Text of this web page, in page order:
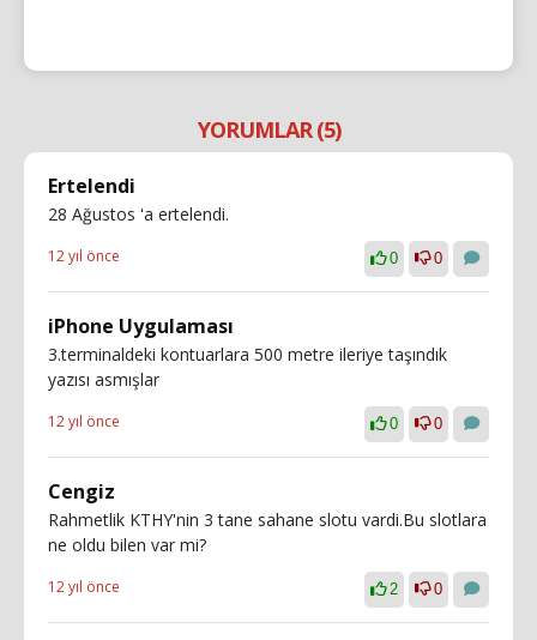
YORUMLAR (5)
Ertelendi
28 Ağustos 'a ertelendi.
12 yıl önce 0 0
iPhone Uygulaması
3.terminaldeki kontuarlara 500 metre ileriye taşındık
yazısı asmışlar
12 yıl önce 0 0
Cengiz
Rahmetlik KTHY'nin 3 tane sahane slotu vardi.Bu slotlara
ne oldu bilen var mi?
12 yıl önce 2 0